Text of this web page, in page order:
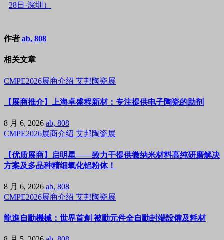
28日·深圳）
作者 ab, 808
相关文章
CMPE2026展商介绍 艾邦陶瓷展
【展商推介】上海卓盛程新材：专注提供电子陶瓷的助剂
8 月 6, 2026 ab, 808
CMPE2026展商介绍 艾邦陶瓷展
【优质展商】启明星——致力于提供微纳米材料高纯研磨解决
方案及多品种精细氧化铝粉体！
8 月 6, 2026 ab, 808
CMPE2026展商介绍 艾邦陶瓷展
龍進自動機械：世界首創 被動元件全自動封端設備及耗材